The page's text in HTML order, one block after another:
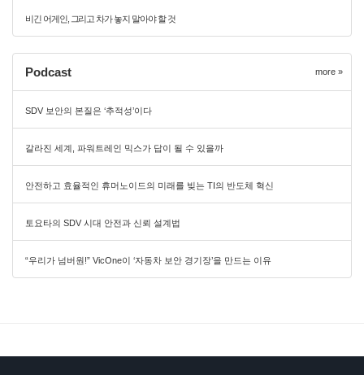
비긴 어게인, 그리고 차가 놓지 말아야 할 것
Podcast more »
SDV 보안의 본질은 ‘추적성’이다
갈라진 세계, 파워트레인 믹스가 답이 될 수 있을까
안전하고 효율적인 휴머노이드의 미래를 빚는 TI의 반도체 혁신
토요타의 SDV 시대 안전과 신뢰 설계법
“우리가 넘버원!” VicOne이 ‘자동차 보안 경기장’을 만드는 이유